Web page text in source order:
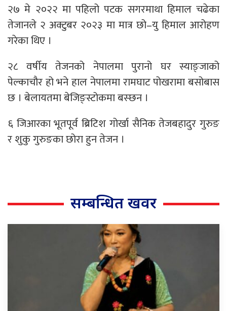
२७ मे २०२२ मा पहिलो पटक सगरमाथा हिमाल चढेका
तेजानले २ अक्टुबर २०२३ मा मात्र छो–यु हिमाल आरोहण
गरेका थिए ।
२८ वर्षीय तेजनको नेपालमा पुरानो घर स्याङ्जाको
पेल्काचौर हो भने हाल नेपालमा रामघाट पोखरामा बसोबास
छ । बेलायतमा बेजिङ्स्टोकमा बस्छन ।
६ जिआरका भूतपूर्व ब्रिटिश गोर्खा सैनिक तेजबहादुर गुरुङ
र शुकु गुरुङका छोरा हुन तेजन ।
सम्बन्धित खवर